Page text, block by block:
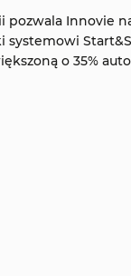
pozwala Innovie
systemowi
o 35%